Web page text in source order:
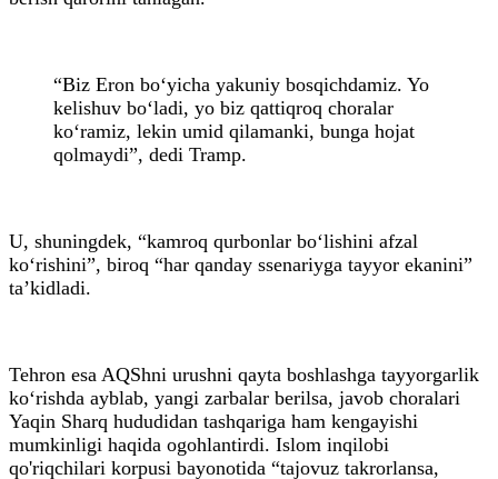
“Biz Eron bo‘yicha yakuniy bosqichdamiz. Yo
kelishuv bo‘ladi, yo biz qattiqroq choralar
ko‘ramiz, lekin umid qilamanki, bunga hojat
qolmaydi”, dedi Tramp.
U, shuningdek, “kamroq qurbonlar bo‘lishini afzal
ko‘rishini”, biroq “har qanday ssenariyga tayyor ekanini”
ta’kidladi.
Tehron esa AQShni urushni qayta boshlashga tayyorgarlik
ko‘rishda ayblab, yangi zarbalar berilsa, javob choralari
Yaqin Sharq hududidan tashqariga ham kengayishi
mumkinligi haqida ogohlantirdi. Islom inqilobi
qo'riqchilari korpusi bayonotida “tajovuz takrorlansa,